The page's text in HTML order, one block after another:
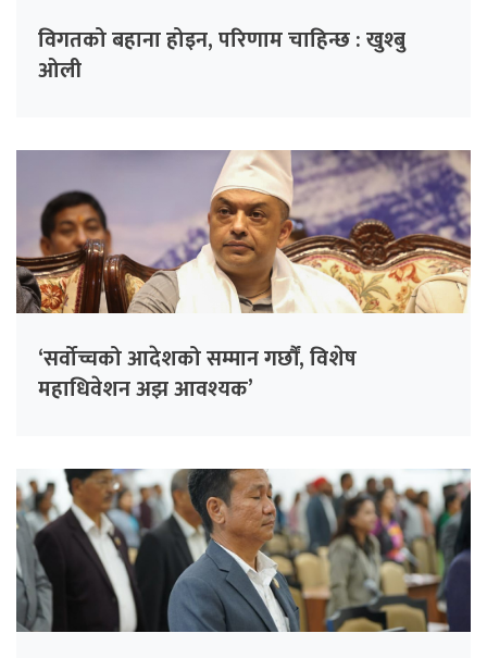
विगतको बहाना होइन, परिणाम चाहिन्छ : खुश्बु
ओली
‘सर्वोच्चको आदेशको सम्मान गर्छौं, विशेष
महाधिवेशन अझ आवश्यक’